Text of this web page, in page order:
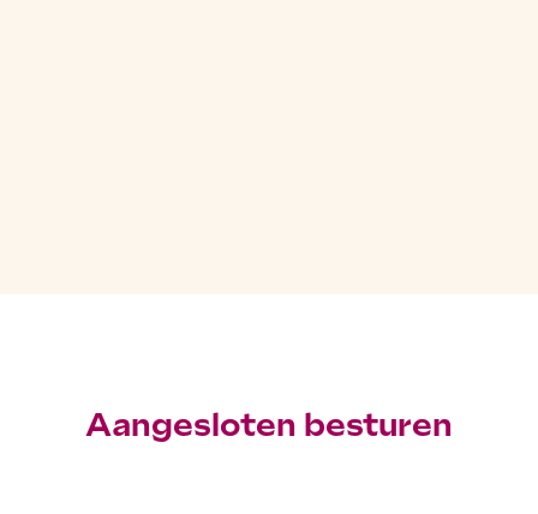
Aangesloten besturen